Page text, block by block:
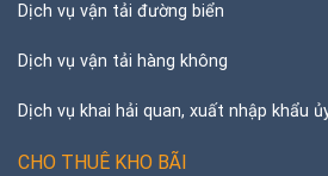
Dịch vụ vận tải đường biển
Dịch vụ vận tải hàng không
Dịch vụ khai hải quan, xuất nhập khẩu
CHO THUÊ KHO BÃI